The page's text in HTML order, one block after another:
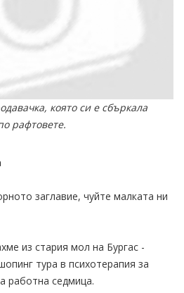
която си е сбъркала
рафтовете.
заглавие, чуйте малката ни
из стария мол на Бургас -
тура в психотерапия за
работна седмица.